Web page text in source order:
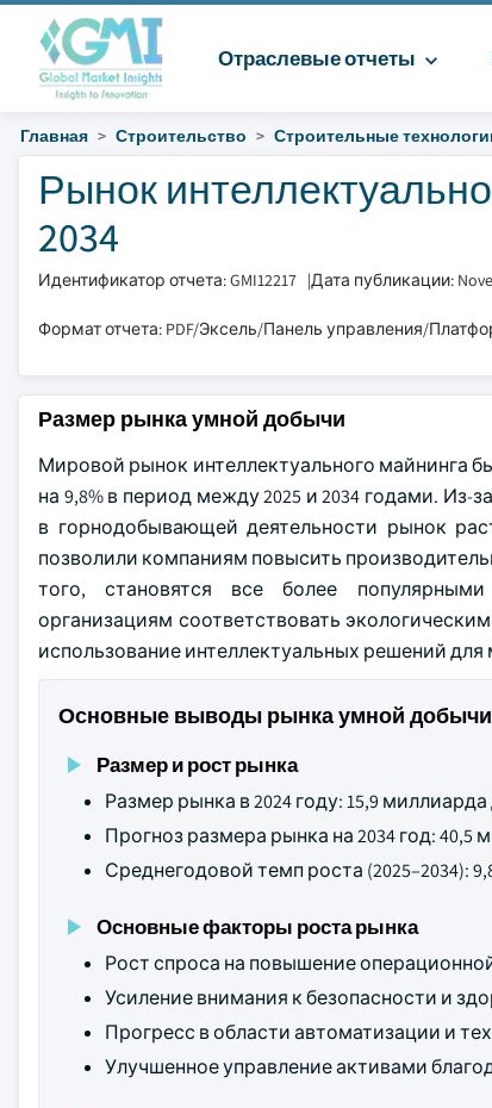
Отраслевые отчеты
Главная Строительство Строительные
Рынок
2034
Идентификатор отчета: GMI12217 |Дата публикации:
Формат отчета: PDF/Эксель/Панель управления/
Размер рынка умной добычи
Мировой рынок интеллектуального майнинга
на 9,8% в период между 2025 и 2034 годами.
в горнодобывающей деятельности рынок
позволили компаниям повысить
того, становятся все более
организациям соответствовать
использование интеллектуальных решений для
Основные выводы рынка умной добычи
Размер и рост рынка
Размер рынка в 2024 году: 15,9
Прогноз размера рынка на 2034 год:
Среднегодовой темп роста (2025–2034):
Основные факторы роста рынка
Рост спроса на повышение
Усиление внимания к безопасности и
Прогресс в области автоматизации и
Улучшенное управление активами